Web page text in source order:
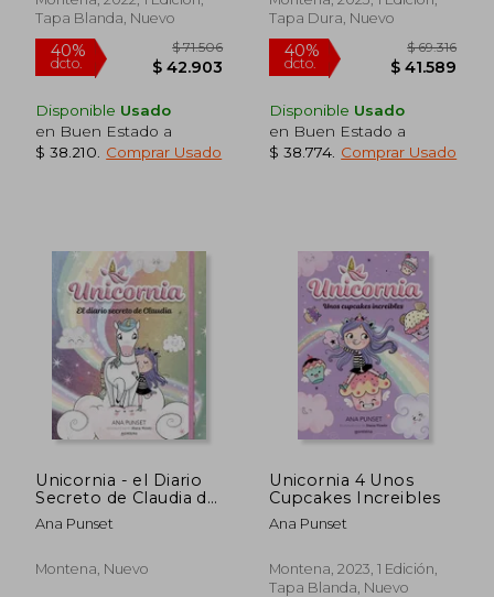
Tapa Blanda, Nuevo
Disponible Usado
en Buen Estado a
$ 38.210
Comprar Usado
Tapa Dura, Nuevo
Disponible Usado
en Buen Estado a
$ 38.774 Comprar Usado
Unicornia - el Diario
Secreto de Claudia de
ana Punset(Montena)
Ana Punset
Montena, Nuevo
Unicornia 4 Unos
Cupcakes Increibles
Ana Punset
Montena, 2023, 1 Edición,
Tapa Blanda, Nuevo